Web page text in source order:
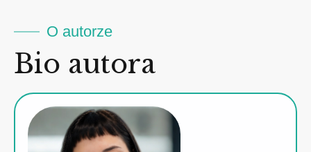
O autorze
Bio autora